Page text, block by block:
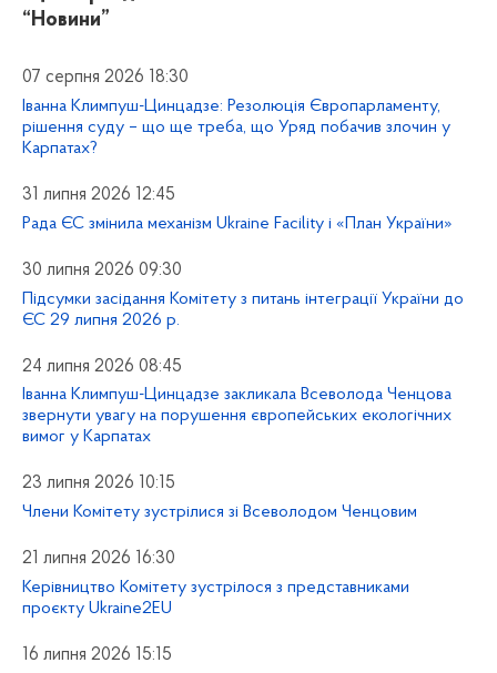
“Новини”
07 серпня 2026 18:30
Іванна Климпуш-Цинцадзе: Резолюція Європарламенту,
рішення суду – що ще треба, що Уряд побачив злочин у
Карпатах?
31 липня 2026 12:45
Рада ЄС змінила механізм Ukraine Facility і «План України»
30 липня 2026 09:30
Підсумки засідання Комітету з питань інтеграції України до
ЄС 29 липня 2026 р.
24 липня 2026 08:45
Іванна Климпуш-Цинцадзе закликала Всеволода Ченцова
звернути увагу на порушення європейських екологічних
вимог у Карпатах
23 липня 2026 10:15
Члени Комітету зустрілися зі Всеволодом Ченцовим
21 липня 2026 16:30
Керівництво Комітету зустрілося з представниками
проєкту Ukraine2EU
16 липня 2026 15:15